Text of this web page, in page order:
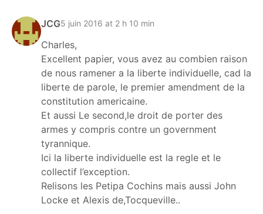
JCG5 juin 2016 at 2 h 10 min
Charles,
Excellent papier, vous avez au combien raison
de nous ramener a la liberte individuelle, cad la
liberte de parole, le premier amendment de la
constitution americaine.
Et aussi Le second,le droit de porter des
armes y compris contre un government
tyrannique.
Ici la liberte individuelle est la regle et le
collectif l’exception.
Relisons les Petipa Cochins mais aussi John
Locke et Alexis de,Tocqueville..